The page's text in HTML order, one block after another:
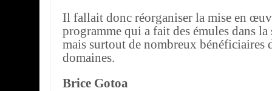
Il fallait donc réorganiser la mise en
programme qui a fait des émules dans
mais surtout de nombreux bénéficiaires
domaines.
Brice Gotoa